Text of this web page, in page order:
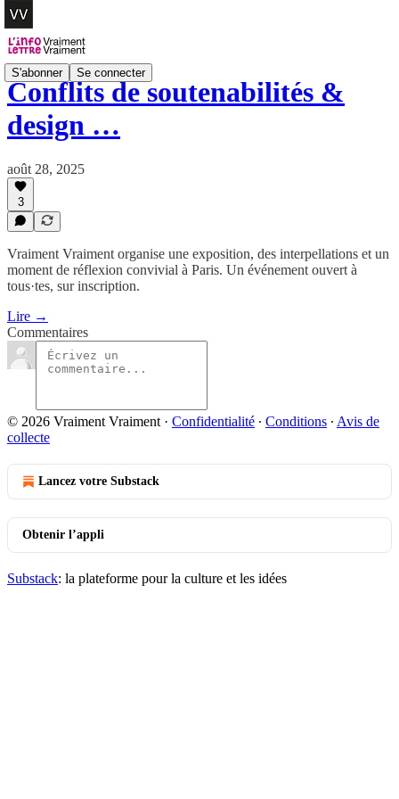
S'abonner Se connecter
Conflits de soutenabilités &
design …
août 28, 2025
3
Vraiment Vraiment organise une exposition, des interpellations et un
moment de réflexion convivial à Paris. Un événement ouvert à
tous·tes, sur inscription.
Lire →
Commentaires
© 2026 Vraiment Vraiment · Confidentialité ∙ Conditions ∙ Avis de
collecte
Lancez votre Substack
Obtenir l’appli
Substack: la plateforme pour la culture et les idées